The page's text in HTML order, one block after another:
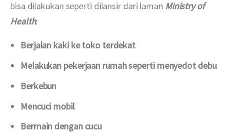
bisa dilakukan seperti dilansir dari laman Ministry of
Health:
Berjalan kaki ke toko terdekat
Melakukan pekerjaan rumah seperti menyedot debu
Berkebun
Mencuci mobil
Bermain dengan cucu